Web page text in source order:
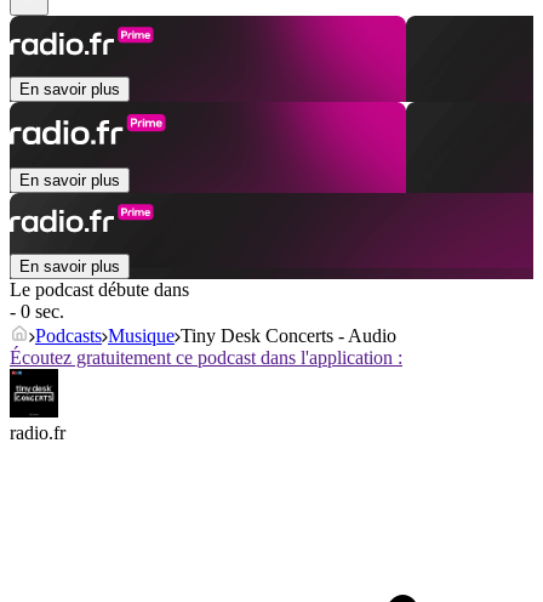
En savoir plus
En savoir plus
En savoir plus
Le podcast débute dans
- 0 sec.
Podcasts Musique Tiny Desk Concerts - Audio
Écoutez gratuitement ce podcast dans l'application :
radio.fr